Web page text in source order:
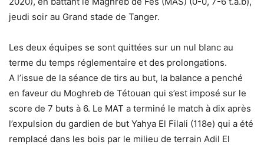
jeudi soir au Grand stade de Tanger.
Les deux équipes se sont quittées sur un nul blanc au
terme du temps réglementaire et des prolongations.
A l’issue de la séance de tirs au but, la balance a penché
en faveur du Moghreb de Tétouan qui s’est imposé sur le
score de 7 buts à 6. Le MAT a terminé le match à dix après
l’expulsion du gardien de but Yahya El Filali (118e) qui a été
remplacé dans les bois par le milieu de terrain Adil El